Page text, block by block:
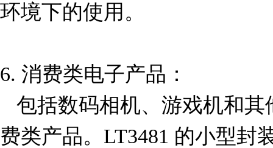
环境下的使用。
6. 消费类电子产品：
费类产品。LT3481 的小型封